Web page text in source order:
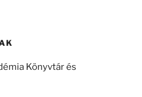
Könyvtár és